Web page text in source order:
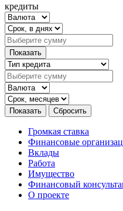
кредиты
Громкая ставка
Финансовые
Вклады
Работа
Имущество
Финансовый
О проекте